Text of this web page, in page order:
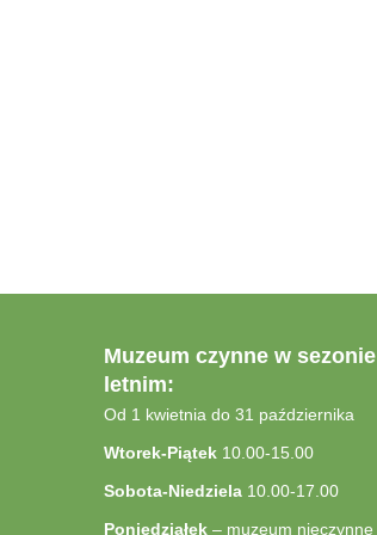
Muzeum czynne w sezonie
letnim:
Od 1 kwietnia do 31 października
Wtorek-Piątek 10.00-15.00
Sobota-Niedziela 10.00-17.00
Poniedziałek – muzeum nieczynne